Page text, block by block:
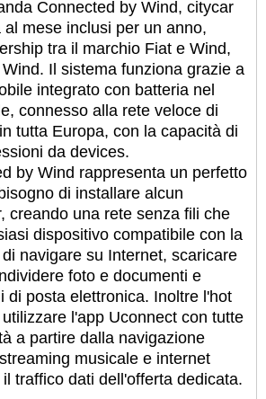
Connected by Wind, citycar
mese inclusi per un anno,
tra il marchio Fiat e Wind,
Il sistema funziona grazie a
integrato con batteria nel
connesso alla rete veloce di
tutta Europa, con la capacità di
da devices.
by Wind rappresenta un perfetto
di installare alcun
creando una rete senza fili che
dispositivo compatibile con la
navigare su Internet, scaricare
foto e documenti e
di posta elettronica. Inoltre l'hot
l'app Uconnect con tutte
a partire dalla navigazione
musicale e internet
traffico dati dell'offerta dedicata.